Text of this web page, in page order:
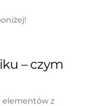
– czym
elementów z